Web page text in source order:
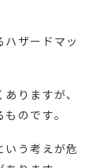
ハザードマッ
りますが、
のです。
いう考えが危